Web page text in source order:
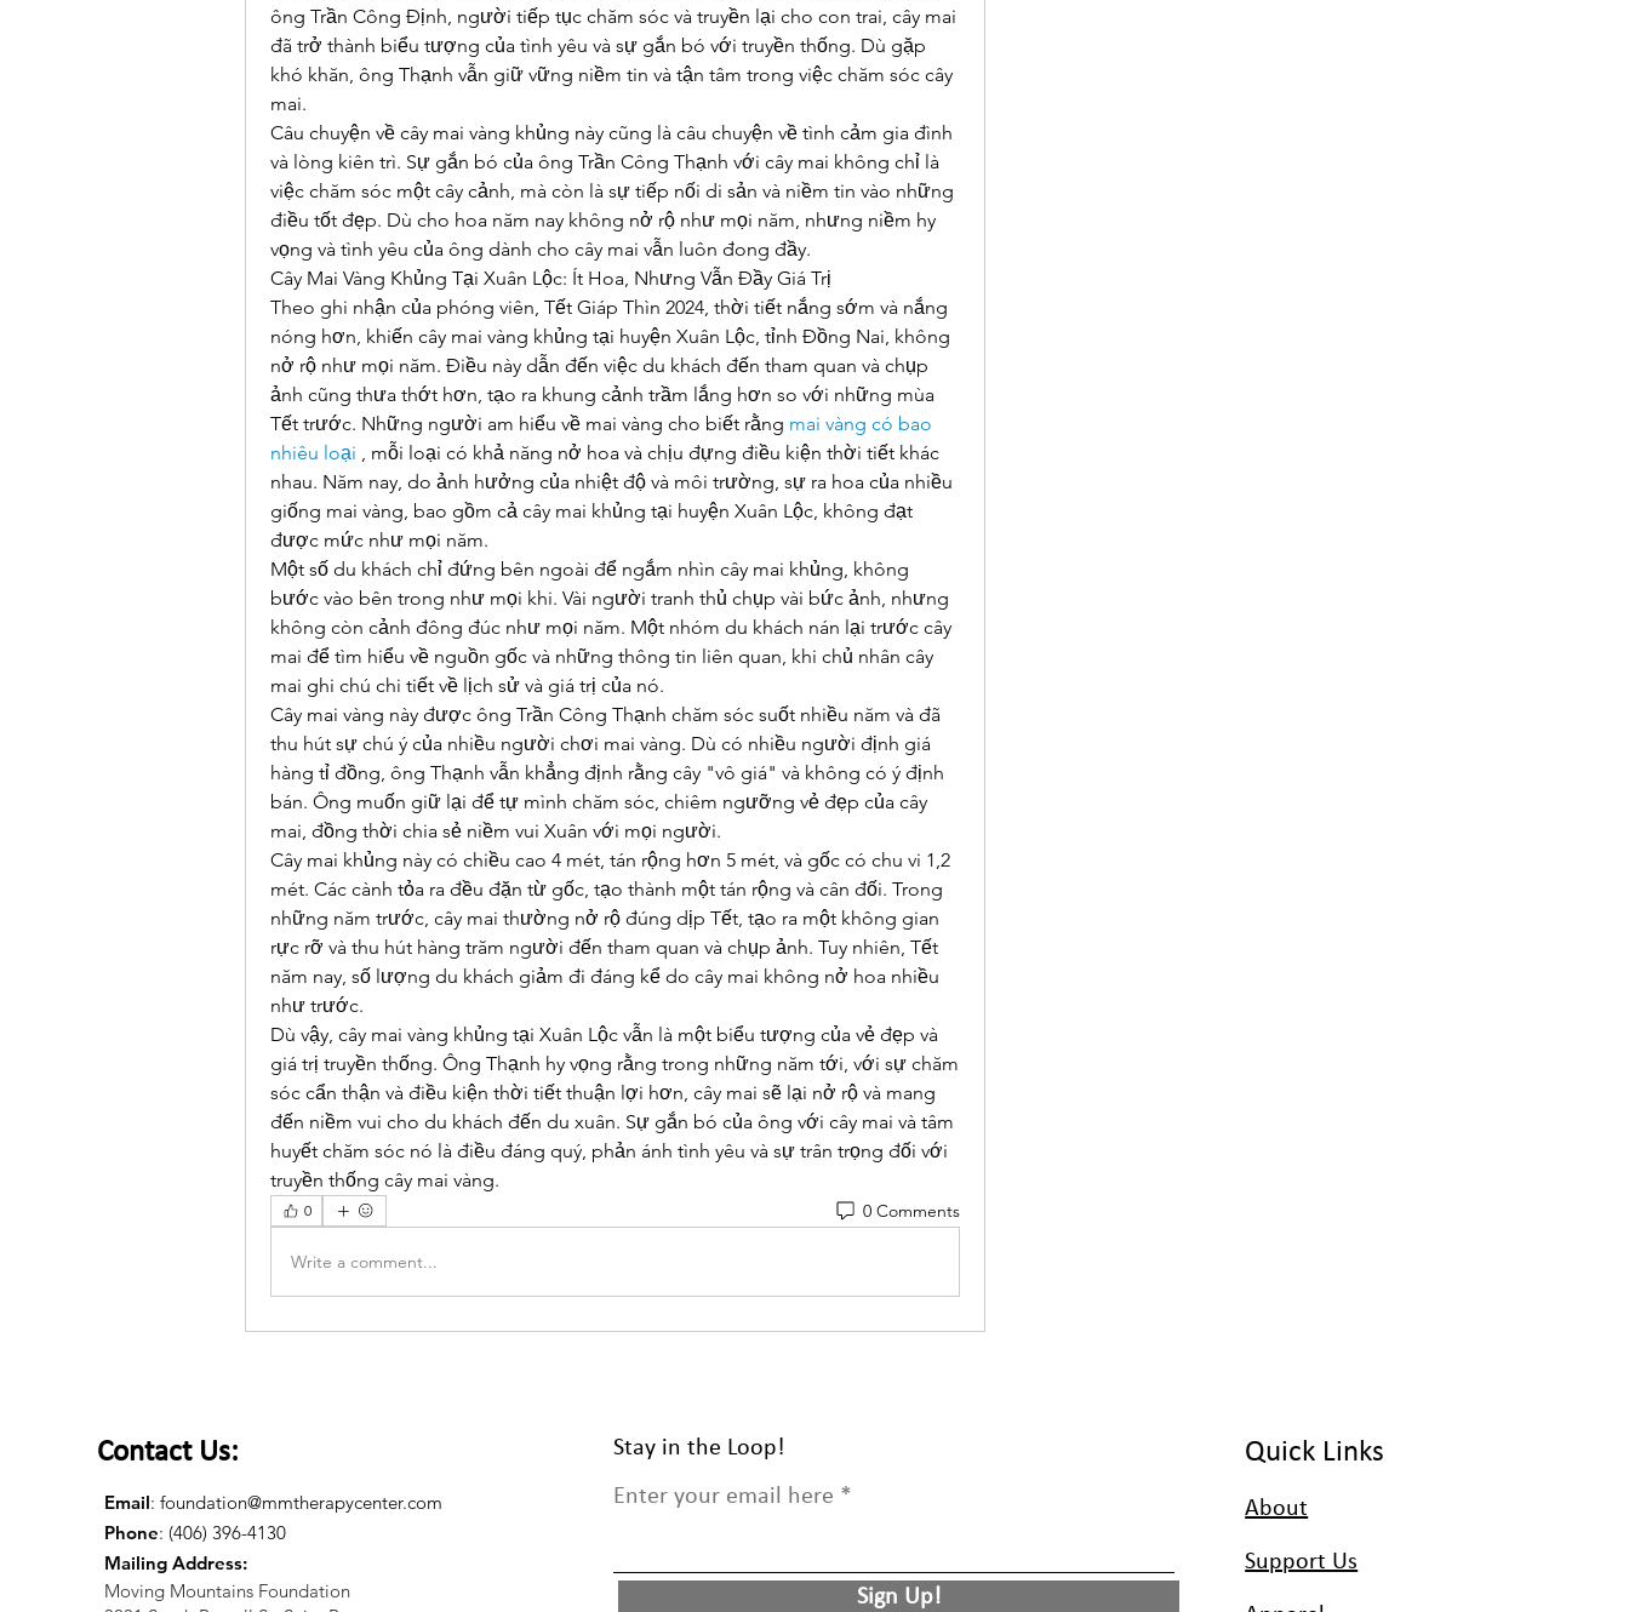
ông Trần Công Định, người tiếp tục chăm sóc và truyền lại cho con trai, cây mai
đã trở thành biểu tượng của tình yêu và sự gắn bó với truyền thống. Dù gặp
khó khăn, ông Thạnh vẫn giữ vững niềm tin và tận tâm trong việc chăm sóc cây
mai.
Câu chuyện về cây mai vàng khủng này cũng là câu chuyện về tình cảm gia đình
và lòng kiên trì. Sự gắn bó của ông Trần Công Thạnh với cây mai không chỉ là
việc chăm sóc một cây cảnh, mà còn là sự tiếp nối di sản và niềm tin vào những
điều tốt đẹp. Dù cho hoa năm nay không nở rộ như mọi năm, nhưng niềm hy
vọng và tình yêu của ông dành cho cây mai vẫn luôn đong đầy.
Cây Mai Vàng Khủng Tại Xuân Lộc: Ít Hoa, Nhưng Vẫn Đầy Giá Trị
Theo ghi nhận của phóng viên, Tết Giáp Thìn 2024, thời tiết nắng sớm và nắng
nóng hơn, khiến cây mai vàng khủng tại huyện Xuân Lộc, tỉnh Đồng Nai, không
nở rộ như mọi năm. Điều này dẫn đến việc du khách đến tham quan và chụp
ảnh cũng thưa thớt hơn, tạo ra khung cảnh trầm lắng hơn so với những mùa
Tết trước. Những người am hiểu về mai vàng cho biết rằng mai vàng có bao
nhiêu loại , mỗi loại có khả năng nở hoa và chịu đựng điều kiện thời tiết khác
nhau. Năm nay, do ảnh hưởng của nhiệt độ và môi trường, sự ra hoa của nhiều
giống mai vàng, bao gồm cả cây mai khủng tại huyện Xuân Lộc, không đạt
được mức như mọi năm.
Một số du khách chỉ đứng bên ngoài để ngắm nhìn cây mai khủng, không
bước vào bên trong như mọi khi. Vài người tranh thủ chụp vài bức ảnh, nhưng
không còn cảnh đông đúc như mọi năm. Một nhóm du khách nán lại trước cây
mai để tìm hiểu về nguồn gốc và những thông tin liên quan, khi chủ nhân cây
mai ghi chú chi tiết về lịch sử và giá trị của nó.
Cây mai vàng này được ông Trần Công Thạnh chăm sóc suốt nhiều năm và đã
thu hút sự chú ý của nhiều người chơi mai vàng. Dù có nhiều người định giá
hàng tỉ đồng, ông Thạnh vẫn khẳng định rằng cây "vô giá" và không có ý định
bán. Ông muốn giữ lại để tự mình chăm sóc, chiêm ngưỡng vẻ đẹp của cây
mai, đồng thời chia sẻ niềm vui Xuân với mọi người.
Cây mai khủng này có chiều cao 4 mét, tán rộng hơn 5 mét, và gốc có chu vi 1,2
mét. Các cành tỏa ra đều đặn từ gốc, tạo thành một tán rộng và cân đối. Trong
những năm trước, cây mai thường nở rộ đúng dịp Tết, tạo ra một không gian
rực rỡ và thu hút hàng trăm người đến tham quan và chụp ảnh. Tuy nhiên, Tết
năm nay, số lượng du khách giảm đi đáng kể do cây mai không nở hoa nhiều
như trước.
Dù vậy, cây mai vàng khủng tại Xuân Lộc vẫn là một biểu tượng của vẻ đẹp và
giá trị truyền thống. Ông Thạnh hy vọng rằng trong những năm tới, với sự chăm
sóc cẩn thận và điều kiện thời tiết thuận lợi hơn, cây mai sẽ lại nở rộ và mang
đến niềm vui cho du khách đến du xuân. Sự gắn bó của ông với cây mai và tâm
huyết chăm sóc nó là điều đáng quý, phản ánh tình yêu và sự trân trọng đối với
truyền thống cây mai vàng.
0 0 Comments
Write a comment...
Contact Us:
Email: foundation@mmtherapycenter.com
Phone: (406) 396-4130
Mailing Address:
Moving Mountains Foundation
Stay in the Loop!
Enter your email here
Sign Up!
Quick Links
About
Support Us